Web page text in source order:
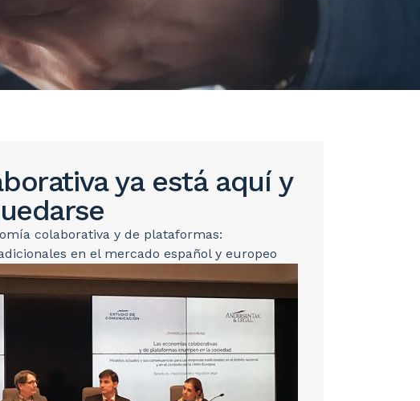
ya está aquí y
colaborativa y de plataformas:
en el mercado español y europeo